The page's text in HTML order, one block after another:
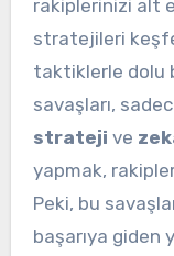
rakiplerinizi alt
stratejileri
taktiklerle dolu
savaşları,
strateji ve
yapmak,
Peki, bu
başarıya giden